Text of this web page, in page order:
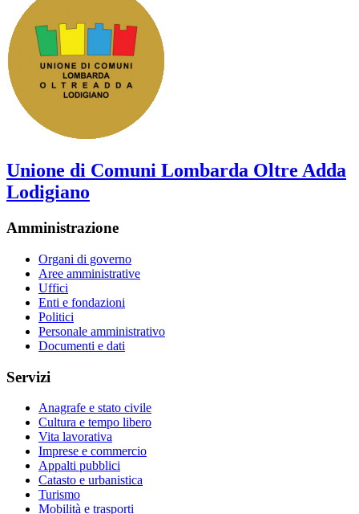
Unione di Comuni Lombarda Oltre Adda
Lodigiano
Amministrazione
Organi di governo
Aree amministrative
Uffici
Enti e fondazioni
Politici
Personale amministrativo
Documenti e dati
Servizi
Anagrafe e stato civile
Cultura e tempo libero
Vita lavorativa
Imprese e commercio
Appalti pubblici
Catasto e urbanistica
Turismo
Mobilità e trasporti